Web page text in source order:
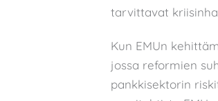
tarvittavat
Kun EMUn
jossa reformien
pankkisektorin